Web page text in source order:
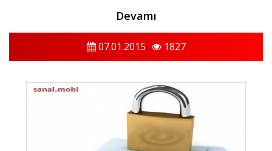
Devamı
07.01.2015 1827